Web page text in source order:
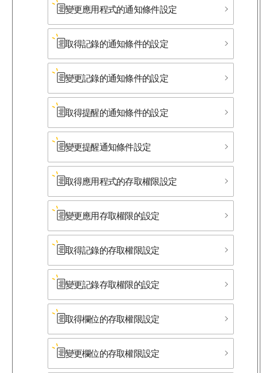
變更應用程式的通知條件設定
取得記錄的通知條件的設定
變更記錄的通知條件的設定
取得提醒的通知條件的設定
變更提醒通知條件設定
取得應用程式的存取權限設定
變更應用存取權限的設定
取得記錄的存取權限設定
變更記錄存取權限的設定
取得欄位的存取權限設定
變更欄位的存取權限設定